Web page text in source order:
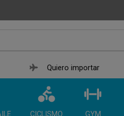
Quiero importar